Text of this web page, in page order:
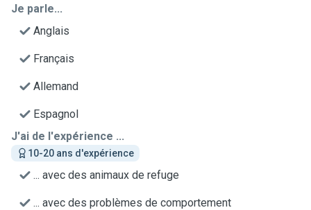
Je parle...
Anglais
Français
Allemand
Espagnol
J'ai de l'expérience ...
10-20 ans d'expérience
... avec des animaux de refuge
... avec des problèmes de comportement